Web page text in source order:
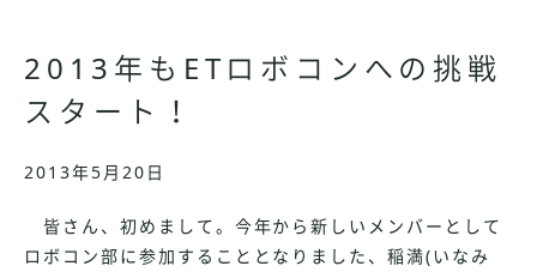
2013年もETロボコンへの挑戦
スタート！
2013年5月20日
皆さん、初めまして。今年から新しいメンバーとして
ロボコン部に参加することとなりました、稲満(いなみ